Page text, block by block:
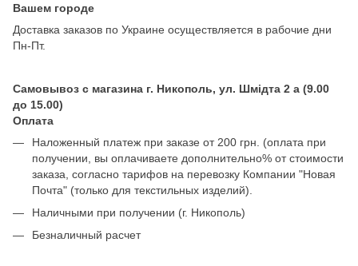
Вашем городе
Доставка заказов по Украине осуществляется в рабочие дни
Пн-Пт.
Самовывоз с магазина г. Никополь, ул. Шмідта 2 а (9.00
до 15.00)
Оплата
Наложенный платеж при заказе от 200 грн. (оплата при
получении, вы оплачиваете дополнительно% от стоимости
заказа, согласно тарифов на перевозку Компании "Новая
Почта" (только для текстильных изделий).
Наличными при получении (г. Никополь)
Безналичный расчет